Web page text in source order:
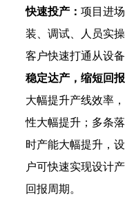
快速投产：项目进
装、调试、人员实
客户快速打通从设
稳定达产，缩短回
大幅提升产线效率
性大幅提升；多条
时产能大幅提升，
户可快速实现设计
回报周期。